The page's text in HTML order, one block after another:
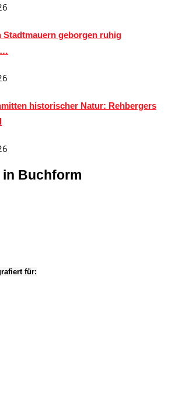
Stadtmauern geborgen ruhig
historischer Natur: Rehbergers
in Buchform
für: